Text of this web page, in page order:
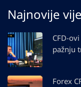
Najnovije
CFD-
pažnju
Forex